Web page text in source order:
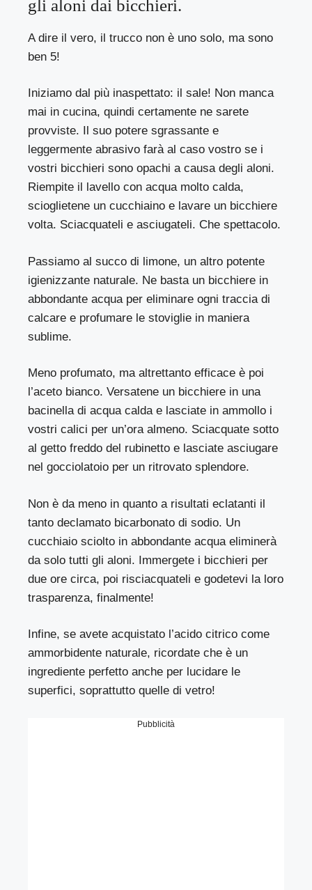
gli aloni dai bicchieri.
A dire il vero, il trucco non è uno solo, ma sono
ben 5!
Iniziamo dal più inaspettato: il sale! Non manca
mai in cucina, quindi certamente ne sarete
provviste. Il suo potere sgrassante e
leggermente abrasivo farà al caso vostro se i
vostri bicchieri sono opachi a causa degli aloni.
Riempite il lavello con acqua molto calda,
scioglietene un cucchiaino e lavare un bicchiere
volta. Sciacquateli e asciugateli. Che spettacolo.
Passiamo al succo di limone, un altro potente
igienizzante naturale. Ne basta un bicchiere in
abbondante acqua per eliminare ogni traccia di
calcare e profumare le stoviglie in maniera
sublime.
Meno profumato, ma altrettanto efficace è poi
l’aceto bianco. Versatene un bicchiere in una
bacinella di acqua calda e lasciate in ammollo i
vostri calici per un’ora almeno. Sciacquate sotto
al getto freddo del rubinetto e lasciate asciugare
nel gocciolatoio per un ritrovato splendore.
Non è da meno in quanto a risultati eclatanti il
tanto declamato bicarbonato di sodio. Un
cucchiaio sciolto in abbondante acqua eliminerà
da solo tutti gli aloni. Immergete i bicchieri per
due ore circa, poi risciacquateli e godetevi la loro
trasparenza, finalmente!
Infine, se avete acquistato l’acido citrico come
ammorbidente naturale, ricordate che è un
ingrediente perfetto anche per lucidare le
superfici, soprattutto quelle di vetro!
Pubblicità